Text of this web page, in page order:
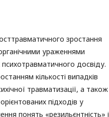
зростання
ураженнями
досвіду.
кількості випадків
травматизації, а також
підходів у
понять «резильєнтність» і